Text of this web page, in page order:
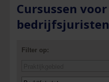
Cursussen voor
bedrijfsjuristen
Filter op: